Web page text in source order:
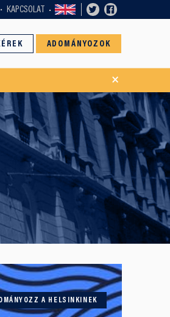
KAPCSOLAT
ADOMÁNYOZOK
×
A HELSINKINEK